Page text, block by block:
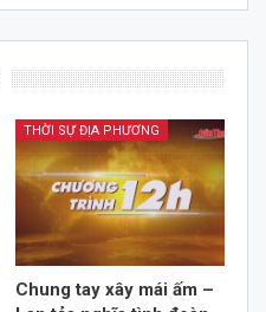
THỜI SỰ ĐỊA PHƯƠNG
Chung tay xây mái ấm –